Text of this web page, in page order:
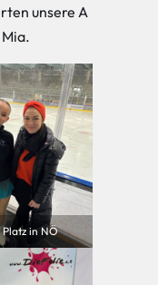
unsere A
Platz in NÖ